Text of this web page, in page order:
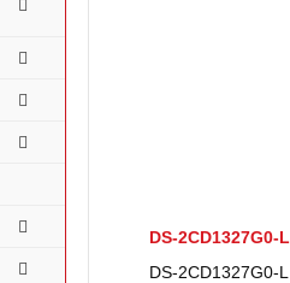
DS-2CD1327G0-L
DS-2CD1327G0-L